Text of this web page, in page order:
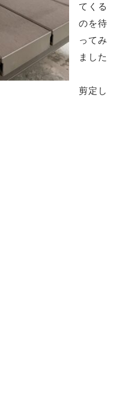
てくる
のを待
ってみ
ました
剪定し